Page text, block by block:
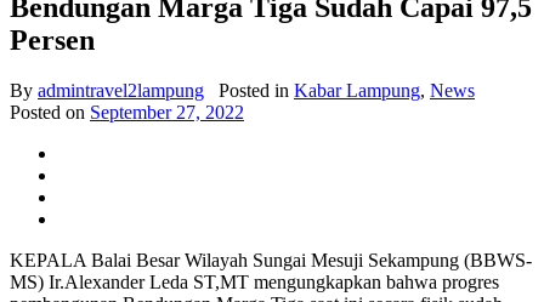
Bendungan Marga Tiga Sudah Capai 97,5
Persen
By admintravel2lampung Posted in Kabar Lampung, News
Posted on September 27, 2022
KEPALA Balai Besar Wilayah Sungai Mesuji Sekampung (BBWS-
MS) Ir.Alexander Leda ST,MT mengungkapkan bahwa progres